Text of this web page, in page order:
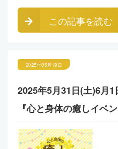
この記事を読む
2025年05月19日
2025年5月31日(土)6月
『心と身体の癒しイベ